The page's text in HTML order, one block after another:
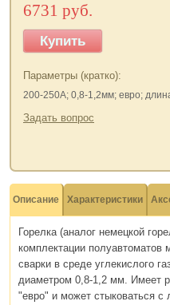
6731 руб.
Купить
Параметры (кратко):
200-250А; 0,8-1,2мм; евро;
Задать вопрос
Описание Характеристики
Горелка (аналог немецкой
комплектации
сварки в среде углекислого
диаметром 0,8-1,2 мм. Имеет
"евро" и может стыковаться